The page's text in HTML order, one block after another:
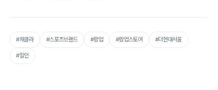
#재클라 #스포츠브랜드 #팝업 #팝업스토어 #더현대서울
#할인